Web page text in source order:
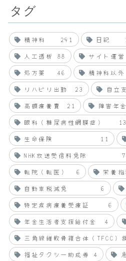
タグ
精神科 291 日記
人工透析
88 サイト運営
処方薬
46 精神科以外
リハビリ出勤
23 自立
高額療養費
21 障害年金
眼科（糖尿病性網膜症）
13
生命保険
11
NHK放送受信料免除
7
転院（転医）
6 栄養指
自動車税減免
6
特定疾病療養受療証
6
年金生活者支援給付金
4
三角線維軟骨複合体（TFCC）
福祉タクシー助成券
4